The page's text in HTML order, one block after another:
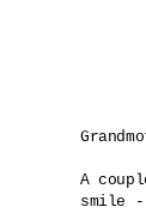
A
smile